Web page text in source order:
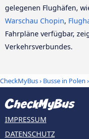
gelegenen Flughäfen,
Warschau Chopin,
Fahrpläne verfügbar,
Verkehrsverbundes.
CheckMyBus› Busse in Polen
IMPRESSUM
DATENSCHUTZ